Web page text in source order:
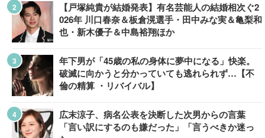
【戸塚純貴が結婚発表】有名芸能人の結婚相次ぐ2
026年 川口春奈＆板倉滉選手・田中みな実＆亀梨和
也・新木優子＆中島裕翔ほか
年下男が「45歳の私の身体に夢中になる」快楽。
破滅に向かうと分かっていても逃れられず…【不
倫の精算 ・リバイバル】
広末涼子、病名公表を決断した次男からの言葉
「言い訳にするのも嫌だった」「言うべきか迷っ